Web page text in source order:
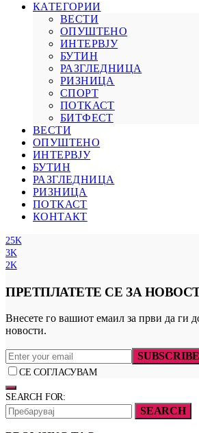
КАТЕГОРИИ
ВЕСТИ
ОПУШТЕНО
ИНТЕРВЈУ
БУТИН
РАЗГЛЕДНИЦА
РИЗНИЦА
СПОРТ
ПОТКАСТ
БИТФЕСТ
ВЕСТИ
ОПУШТЕНО
ИНТЕРВЈУ
БУТИН
РАЗГЛЕДНИЦА
РИЗНИЦА
ПОТКАСТ
КОНТАКТ
25K
3K
2K
ПРЕТПЛАТЕТЕ СЕ ЗА
Внесете го вашиот емаил за први да ги
новости.
SUBSCRIBE
СЕ СОГЛАСУВАМ
SEARCH FOR:
SEARCH